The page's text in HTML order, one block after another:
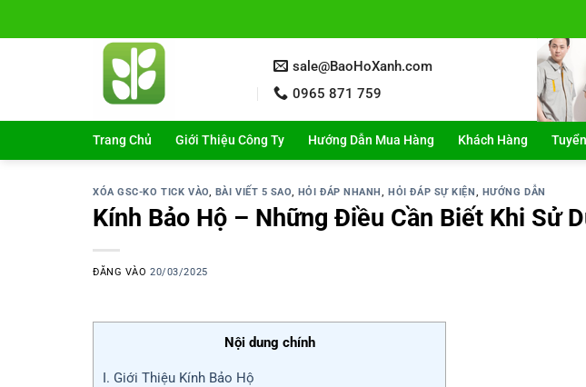
sale@BaoHoXanh.com
0965 871 759
Trang Chủ Giới Thiệu Công Ty Hướng Dẫn Mua Hàng Khách Hàng
XÓA GSC-KO TICK VÀO, BÀI VIẾT 5 SAO, HỎI ĐÁP NHANH,HỎI ĐÁP SỰ KIỆN, HƯỚNG DẪN
Kính Bảo Hộ – Những Điều Cần Biết Khi Sử
ĐĂNG VÀO20/03/2025
Nội dung chính
I. Giới Thiệu Kính Bảo Hộ